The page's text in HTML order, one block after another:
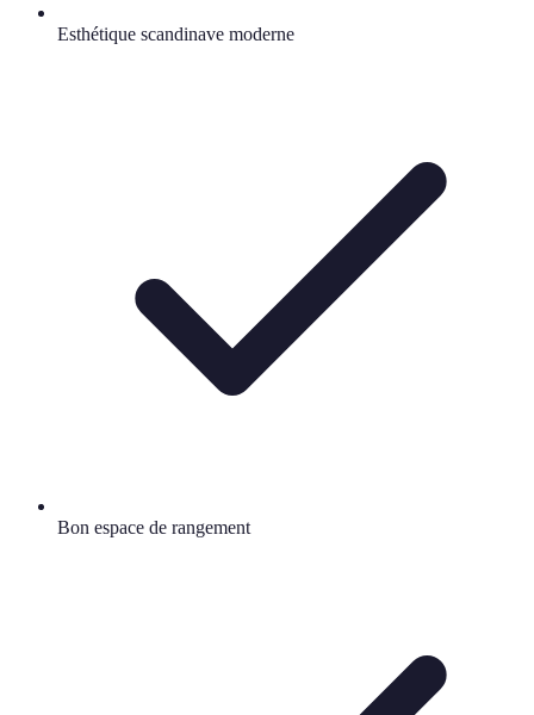
Esthétique scandinave moderne
Bon espace de rangement